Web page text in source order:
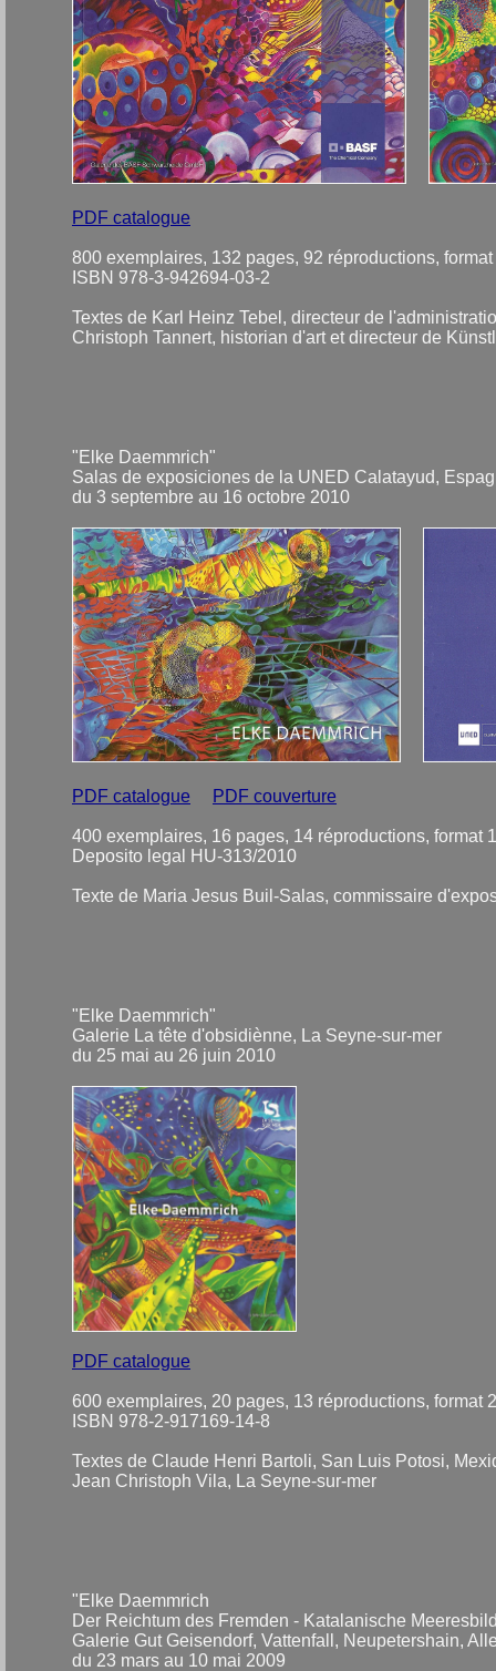
PDF catalogue
800 exemplaires, 132 pages, 92 réproductions,
ISBN 978-3-942694-03-2
Textes de Karl Heinz Tebel, directeur de
Christoph Tannert, historian d'art et directeur de
"Elke Daemmrich"
Salas de exposiciones de la UNED Calatayud,
du 3 septembre au 16 octobre 2010
PDF catalogue PDF couverture
400 exemplaires, 16 pages, 14 réproductions, format
Deposito legal HU-313/2010
Texte de Maria Jesus Buil-Salas, commissaire
"Elke Daemmrich"
Galerie La tête d'obsidiènne, La Seyne-sur-mer
du 25 mai au 26 juin 2010
PDF catalogue
600 exemplaires, 20 pages, 13 réproductions, format
ISBN 978-2-917169-14-8
Textes de Claude Henri Bartoli, San Luis Potosi,
Jean Christoph Vila, La Seyne-sur-mer
"Elke Daemmrich
Der Reichtum des Fremden - Katalanische
Galerie Gut Geisendorf, Vattenfall, Neupetershain,
du 23 mars au 10 mai 2009